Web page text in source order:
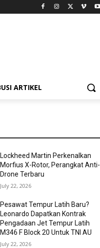
ARTIKEL
Lockheed Martin Perkenalkan
Morfius X-Rotor, Perangkat Anti-
Drone Terbaru
July 22, 2026
Pesawat Tempur Latih Baru?
Leonardo Dapatkan Kontrak
Pengadaan Jet Tempur Latih
M346 F Block 20 Untuk TNI AU
July 22, 2026